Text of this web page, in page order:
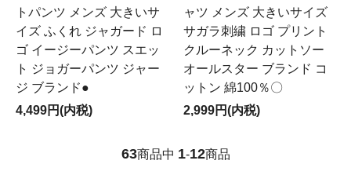
トパンツ メンズ 大きいサ
イズ ふくれ ジャガード ロ
ゴ イージーパンツ スエッ
ト ジョガーパンツ ジャー
ジ ブランド●
4,499円(内税)
ャツ メンズ 大きいサイズ
サガラ刺繍 ロゴ プリント
クルーネック カットソー
オールスター ブランド コ
ットン 綿100％〇
2,999円(内税)
63商品中 1-12商品